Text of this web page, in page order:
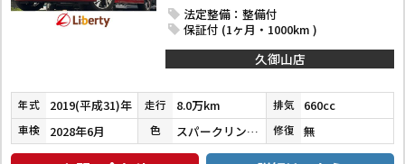
法定整備：整備付
保証付 (1ヶ月・1000km )
久御山店
年式 2019(平成31)年 走行 8.0万km 排気 660cc
車検 2028年6月 色 スパークリングレッド／ブラック 修復 無